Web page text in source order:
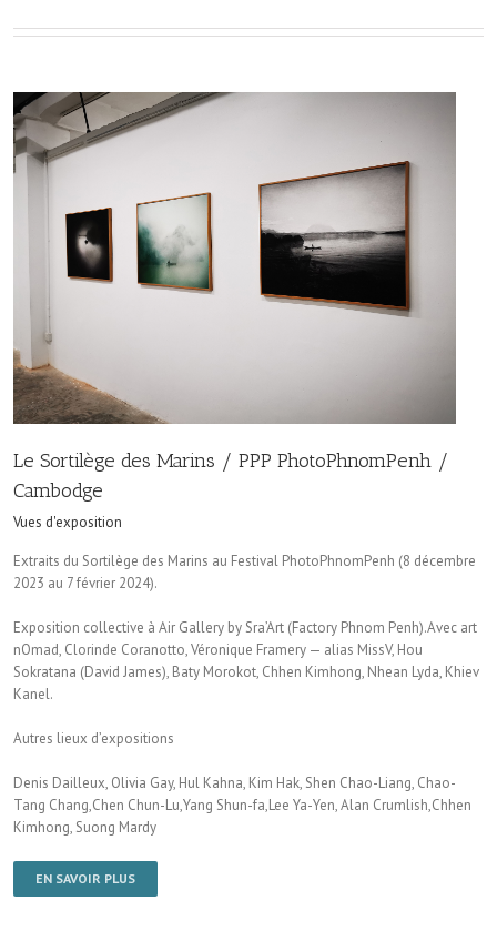
Le Sortilège des Marins / PPP PhotoPhnomPenh /
Cambodge
Vues d'exposition
Extraits du Sortilège des Marins au Festival PhotoPhnomPenh (8 décembre
2023 au 7 février 2024).
Exposition collective à Air Gallery by Sra’Art (Factory Phnom Penh).Avec art
nOmad, Clorinde Coranotto, Véronique Framery — alias MissV, Hou
Sokratana (David James), Baty Morokot, Chhen Kimhong, Nhean Lyda, Khiev
Kanel.
Autres lieux d’expositions
Denis Dailleux, Olivia Gay, Hul Kahna, Kim Hak, Shen Chao-Liang, Chao-
Tang Chang,Chen Chun-Lu,Yang Shun-fa,Lee Ya-Yen, Alan Crumlish,Chhen
Kimhong, Suong Mardy
EN SAVOIR PLUS